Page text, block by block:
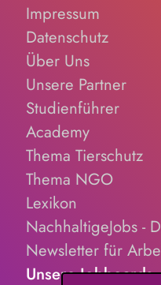
Impressum
Datenschutz
Über Uns
Unsere Partner
Studienführer
Academy
Thema Tierschutz
Thema NGO
Lexikon
NachhaltigeJobs -
Newsletter für
Unsere Jobboards